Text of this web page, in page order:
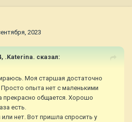
2023
.Katerina. сказал:
Моя старшая достаточно
опыта нет с маленькими
прекрасно общается. Хорошо
есть.
или нет. Вот пришла спросить у